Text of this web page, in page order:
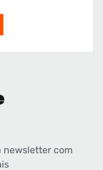
newsletter com